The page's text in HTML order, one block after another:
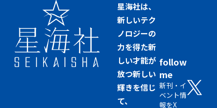
星海社は、
新しいテク
ノロジーの
力を得た新
しい才能が
放つ新しい
輝きを信じ
て、
follow
me
新刊・イ
ベント情
報をX